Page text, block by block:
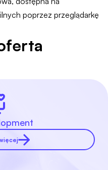
poprzez przeglądarkę